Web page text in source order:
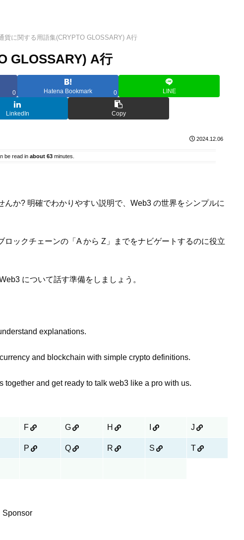
貨に関する用語集(CRYPTO GLOSSARY) A行
GLOSSARY) A行
0 Hatena Bookmark 0 LINE
LinkedIn Copy
2024.12.06
be read in about 63minutes.
か? 明確でわかりやすい説明で、Web3 の世界をシンプルに
ックチェーンの「A から Z」までをナビゲートするのに役立
について話す準備をしましょう。
explanations.
and blockchain with simple crypto definitions.
together and get ready to talk web3 like a pro with us.
F G H J
P Q R S T
Sponsor